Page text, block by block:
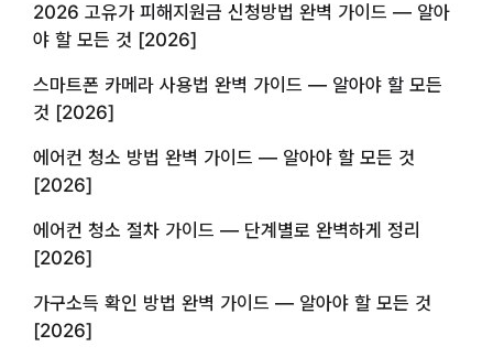
2026 고유가 피해지원금 신청방법 완벽 가이드 — 알아
야 할 모든 것 [2026]
스마트폰 카메라 사용법 완벽 가이드 — 알아야 할 모든
것 [2026]
에어컨 청소 방법 완벽 가이드 — 알아야 할 모든 것
[2026]
에어컨 청소 절차 가이드 — 단계별로 완벽하게 정리
[2026]
가구소득 확인 방법 완벽 가이드 — 알아야 할 모든 것
[2026]